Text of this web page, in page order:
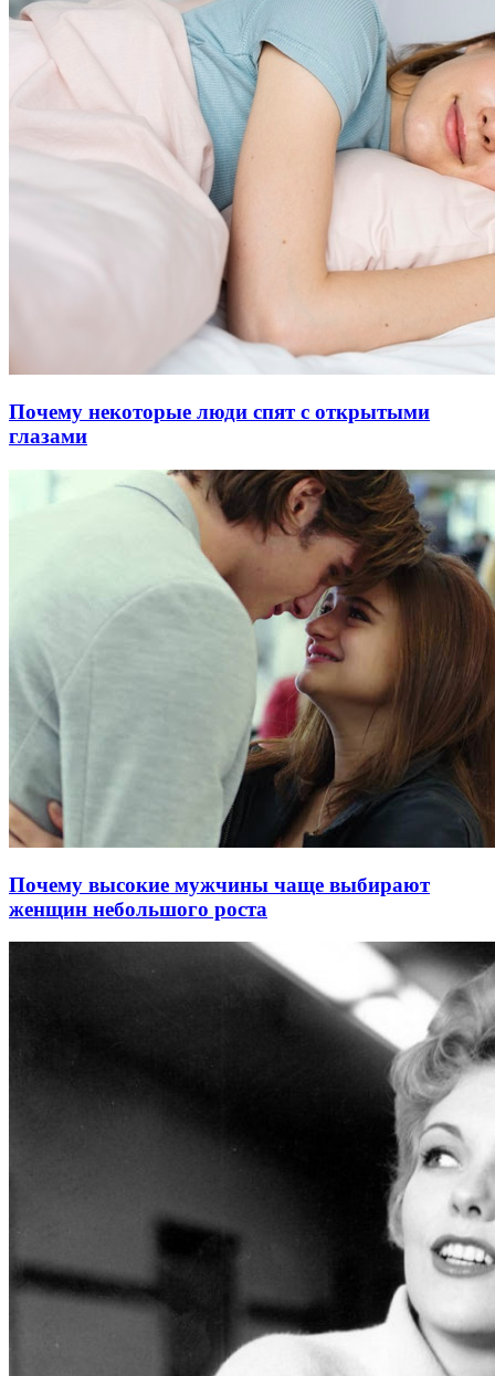
Почему некоторые люди спят с открытыми
глазами
Почему высокие мужчины чаще выбирают
женщин небольшого роста